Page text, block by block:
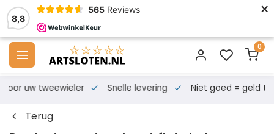
8,8
565 Reviews ×
0
voor uw tweewieler Snelle levering Niet goed = geld
Terug